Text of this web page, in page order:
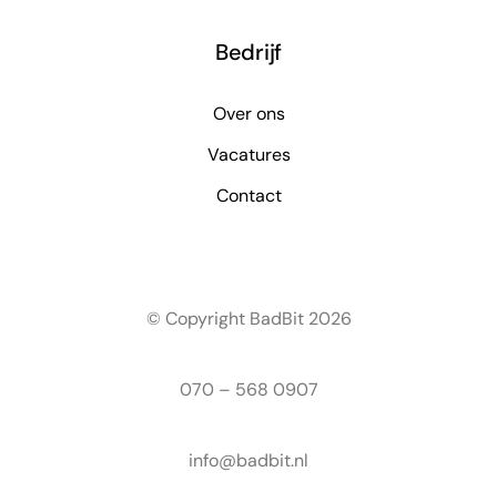
Bedrijf
Over ons
Vacatures
Contact
© Copyright BadBit 2026
070 – 568 0907
info@badbit.nl